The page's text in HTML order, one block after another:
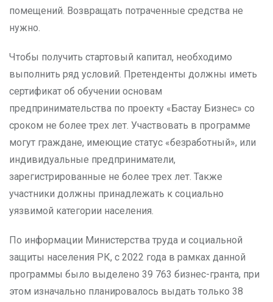
помещений. Возвращать потраченные средства не
нужно.
Чтобы получить стартовый капитал, необходимо
выполнить ряд условий. Претенденты должны иметь
сертификат об обучении основам
предпринимательства по проекту «Бастау Бизнес» со
сроком не более трех лет. Участвовать в программе
могут граждане, имеющие статус «безработный», или
индивидуальные предприниматели,
зарегистрированные не более трех лет. Также
участники должны принадлежать к социально
уязвимой категории населения.
По информации Министерства труда и социальной
защиты населения РК, с 2022 года в рамках данной
программы было выделено 39 763 бизнес-гранта, при
этом изначально планировалось выдать только 38